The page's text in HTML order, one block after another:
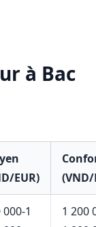
à Bac
EUR)
(VND/
1
1 200